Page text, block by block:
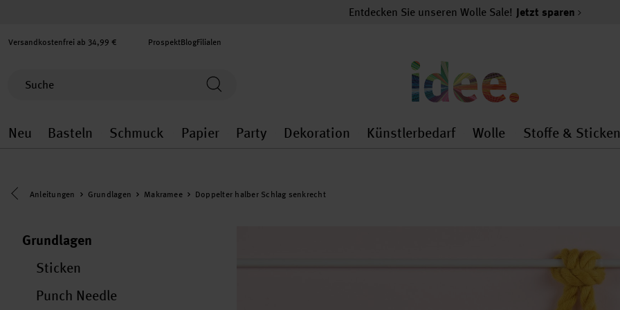
Entdecken Sie unseren Wolle Sale! Jetzt sparen
Versandkostenfrei ab 34,99 € ProspektBlogFilialen
Neu
Neu general.openMenu
Basteln
Basteln general.openMenu
Schmuck
Schmuck general.openMenu
Papier
Papier general.openMenu
Party
Party general.openMenu
Dekoration
Dekoration general.openMenu
Künstlerbedarf
Künstlerbedarf
Wolle
Wolle
Stoffe & Sticken
Eine Kategorie zurück navigieren
Anleitungen Grundlagen Makramee Doppelter halber Schlag senkrecht
Grundlagen
Sticken
Punch Needle